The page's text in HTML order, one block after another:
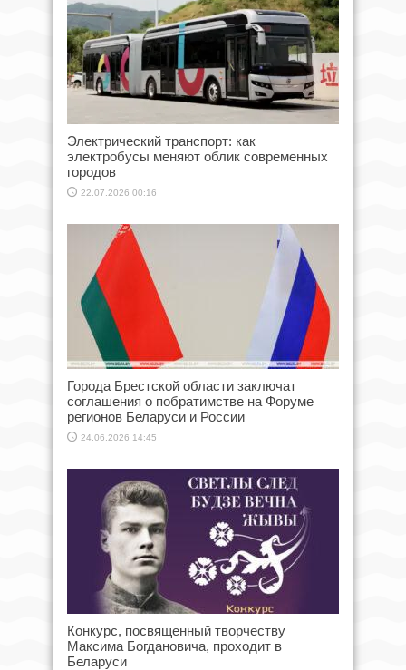
Электрический транспорт: как
электробусы меняют облик современных
городов
22.07.2026 00:16
Города Брестской области заключат
соглашения о побратимстве на Форуме
регионов Беларуси и России
24.06.2026 14:45
Конкурс, посвященный творчеству
Максима Богдановича, проходит в
Беларуси